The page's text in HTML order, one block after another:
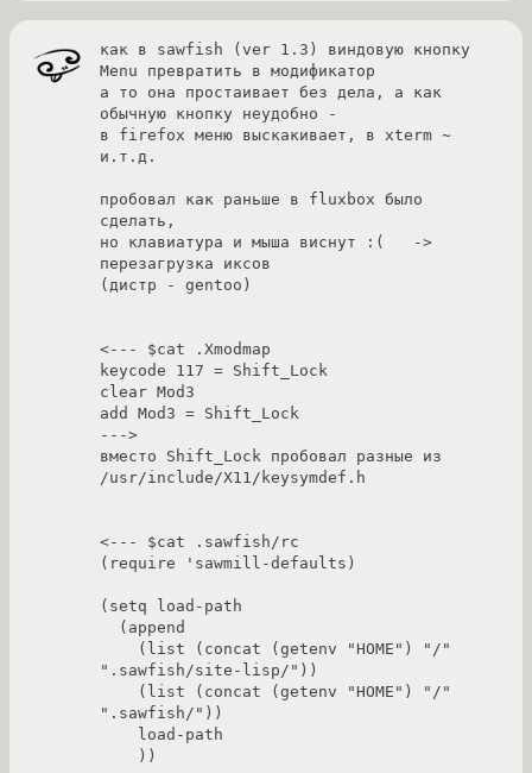
как в sawfish (ver 1.3) виндовую кнопку
Menu превратить в модификатор
а то она простаивает без дела, а как
обычную кнопку неудобно -
в firefox меню выскакивает, в xterm ~
и.т.д.
пробовал как раньше в fluxbox было
сделать,
но клавиатура и мыша виснут :(   ->
перезагрузка иксов
(дистр - gentoo)
<--- $cat .Xmodmap
keycode 117 = Shift_Lock
clear Mod3
add Mod3 = Shift_Lock
--->
вместо Shift_Lock пробовал разные из
/usr/include/X11/keysymdef.h
<--- $cat .sawfish/rc
(require 'sawmill-defaults)
(setq load-path
".sawfish/site-lisp/"))
".sawfish/"))